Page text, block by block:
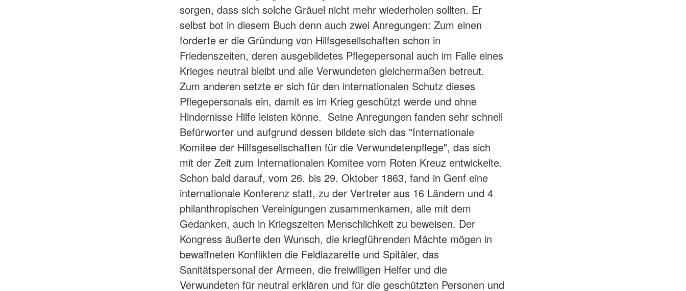
sorgen, dass sich solche Gräuel nicht mehr wiederholen sollten. Er
selbst bot in diesem Buch denn auch zwei Anregungen: Zum einen
forderte er die Gründung von Hilfsgesellschaften schon in
Friedenszeiten, deren ausgebildetes Pflegepersonal auch im Falle eines
Krieges neutral bleibt und alle Verwundeten gleichermaßen betreut.
Zum anderen setzte er sich für den internationalen Schutz dieses
Pflegepersonals ein, damit es im Krieg geschützt werde und ohne
Hindernisse Hilfe leisten könne. Seine Anregungen fanden sehr schnell
Befürworter und aufgrund dessen bildete sich das "Internationale
Komitee der Hilfsgesellschaften für die Verwundetenpflege", das sich
mit der Zeit zum Internationalen Komitee vom Roten Kreuz entwickelte.
Schon bald darauf, vom 26. bis 29. Oktober 1863, fand in Genf eine
internationale Konferenz statt, zu der Vertreter aus 16 Ländern und 4
philanthropischen Vereinigungen zusammenkamen, alle mit dem
Gedanken, auch in Kriegszeiten Menschlichkeit zu beweisen. Der
Kongress äußerte den Wunsch, die kriegführenden Mächte mögen in
bewaffneten Konflikten die Feldlazarette und Spitäler, das
Sanitätspersonal der Armeen, die freiwilligen Helfer und die
Verwundeten für neutral erklären und für die geschützten Personen und